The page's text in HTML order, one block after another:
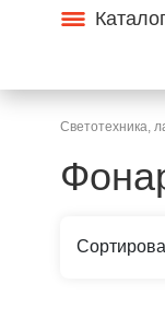
Светотехника,